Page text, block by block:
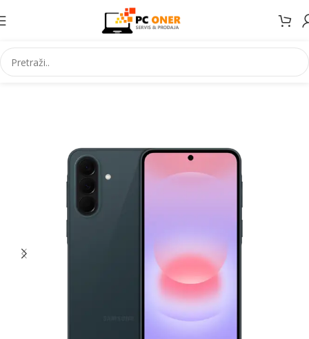
Početna Elektronika Mobiteli Mobilni telefoni